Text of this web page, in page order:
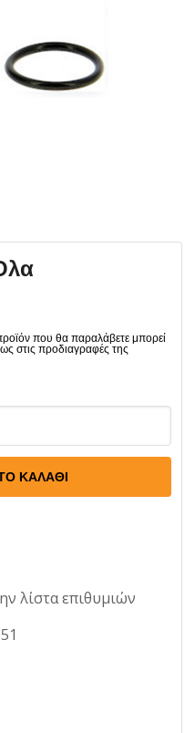
ΚΑΛΆΘΙ
λίστα επιθυμιών